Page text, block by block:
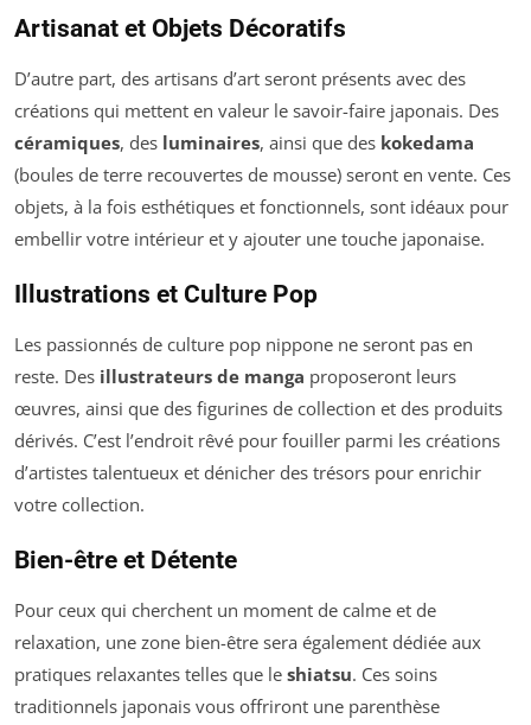
Artisanat et Objets Décoratifs
D’autre part, des artisans d’art seront présents avec des
créations qui mettent en valeur le savoir-faire japonais. Des
céramiques, des luminaires, ainsi que des kokedama
(boules de terre recouvertes de mousse) seront en vente. Ces
objets, à la fois esthétiques et fonctionnels, sont idéaux pour
embellir votre intérieur et y ajouter une touche japonaise.
Illustrations et Culture Pop
Les passionnés de culture pop nippone ne seront pas en
reste. Des illustrateurs de manga proposeront leurs
œuvres, ainsi que des figurines de collection et des produits
dérivés. C’est l’endroit rêvé pour fouiller parmi les créations
d’artistes talentueux et dénicher des trésors pour enrichir
votre collection.
Bien-être et Détente
Pour ceux qui cherchent un moment de calme et de
relaxation, une zone bien-être sera également dédiée aux
pratiques relaxantes telles que le shiatsu. Ces soins
traditionnels japonais vous offriront une parenthèse